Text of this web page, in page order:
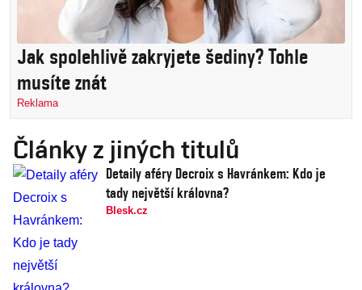
Jak spolehlivě zakryjete šediny? Tohle
musíte znát
Reklama
Články z jiných titulů
Detaily aféry Decroix s Havránkem: Kdo je
tady největší královna?
Blesk.cz